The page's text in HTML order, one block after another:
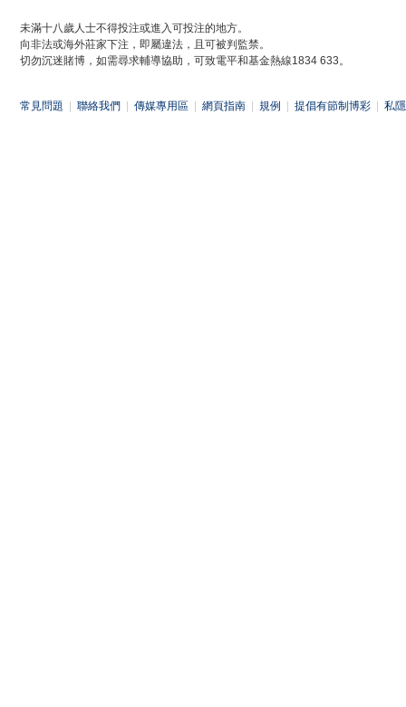
未滿十八歲人士不得投注或進入可投注的地方。
向非法或海外莊家下注，即屬違法，且可被判監禁。
切勿沉迷賭博，如需尋求輔導協助，可致電平和基金熱線1834 633。
常見問題 聯絡我們 傳媒專用區 網頁指南 規例 提倡有節制博彩 私